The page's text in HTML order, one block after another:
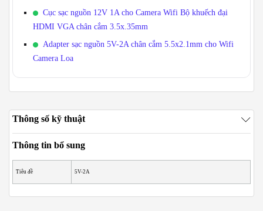
Cục sạc nguồn 12V 1A cho Camera Wifi Bộ khuếch đại
HDMI VGA chân cắm 3.5x.35mm
Adapter sạc nguồn 5V-2A chân cắm 5.5x2.1mm cho Wifi
Camera Loa
Thông số kỹ thuật
Thông tin bổ sung
Tiêu đề 5V-2A